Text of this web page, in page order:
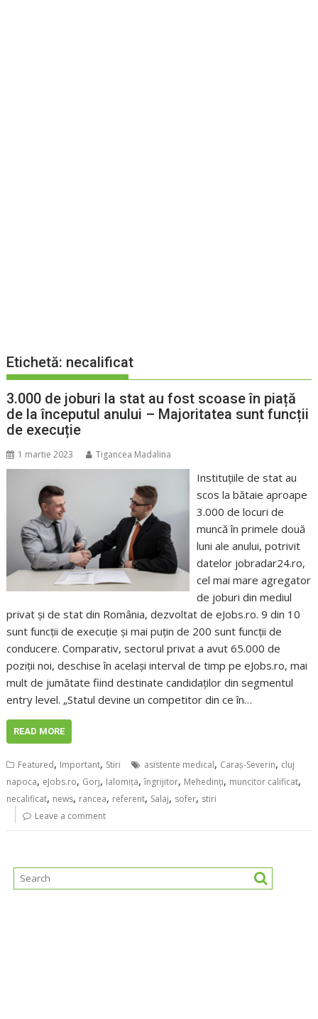
Etichetă: necalificat
3.000 de joburi la stat au fost scoase în piață
de la începutul anului – Majoritatea sunt funcții
de execuție
1 martie 2023 Tigancea Madalina
Instituțiile de stat au
scos la bătaie aproape
3.000 de locuri de
muncă în primele două
luni ale anului, potrivit
datelor jobradar24.ro,
cel mai mare agregator
de joburi din mediul
privat și de stat din România, dezvoltat de eJobs.ro. 9 din 10
sunt funcții de execuție și mai puțin de 200 sunt funcții de
conducere. Comparativ, sectorul privat a avut 65.000 de
poziții noi, deschise în același interval de timp pe eJobs.ro, mai
mult de jumătate fiind destinate candidaților din segmentul
entry level. „Statul devine un competitor din ce în…
READ MORE
Featured, Important, Stiri asistente medical, Caraş-Severin, cluj
napoca, eJobs.ro, Gorj, Ialomița,îngrijitor, Mehedinți, muncitor calificat,
necalificat, news, rancea, referent, Salaj, sofer, stiri
Leave a comment